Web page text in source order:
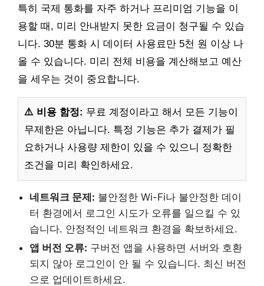
특히 국제 통화를 자주 하거나 프리미엄 기능을 이
용할 때, 미리 안내받지 못한 요금이 청구될 수 있습
니다. 30분 통화 시 데이터 사용료만 5천 원 이상 나
올 수 있습니다. 미리 전체 비용을 계산해보고 예산
을 세우는 것이 중요합니다.
⚠️ 비용 함정: 무료 계정이라고 해서 모든 기능이
무제한은 아닙니다. 특정 기능은 추가 결제가 필
요하거나 사용량 제한이 있을 수 있으니 정확한
조건을 미리 확인하세요.
네트워크 문제: 불안정한 Wi-Fi나 불안정한 데이
터 환경에서 로그인 시도가 오류를 일으킬 수 있
습니다. 안정적인 네트워크 환경을 확보하세요.
앱 버전 오류: 구버전 앱을 사용하면 서버와 호환
되지 않아 로그인이 안 될 수 있습니다. 최신 버전
으로 업데이트하세요.